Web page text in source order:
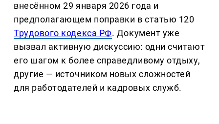
внесённом 29 января 2026 года и
предполагающем поправки в статью 120
Трудового кодекса РФ. Документ уже
вызвал активную дискуссию: одни считают
его шагом к более справедливому отдыху,
другие — источником новых сложностей
для работодателей и кадровых служб.